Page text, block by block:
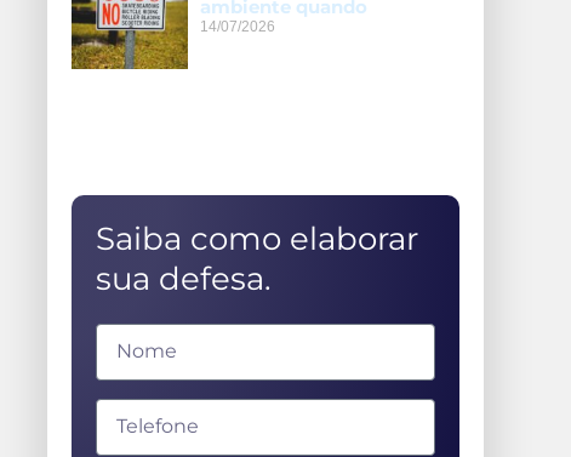
ambiente quando
14/07/2026
Saiba como elaborar
sua defesa.